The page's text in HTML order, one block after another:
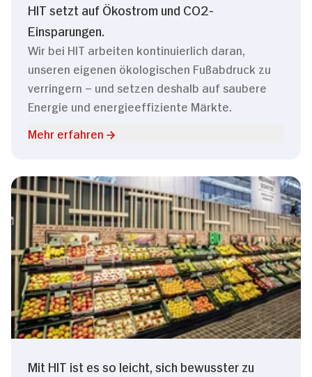
HIT setzt auf Ökostrom und CO2-
Einsparungen.
Wir bei HIT arbeiten kontinuierlich daran,
unseren eigenen ökologischen Fußabdruck zu
verringern – und setzen deshalb auf saubere
Energie und energieeffiziente Märkte.
Mehr erfahren
Mit HIT ist es so leicht, sich bewusster zu